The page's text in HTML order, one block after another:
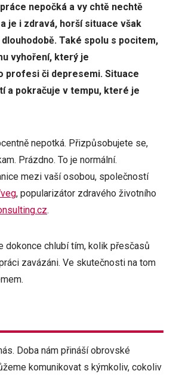
nepočká a vy chtě nechtě
je i zdravá, horší situace však
Také spolu s pocitem,
vyhoření, který je
profesi či depresemi. Situace
a pokračuje v tempu, které je
nepotká. Přizpůsobujete se,
Prázdno. To je normální.
mezi vaší osobou, společností
, popularizátor zdravého životního
.
dokonce chlubí tím, kolik přesčasů
zavázáni. Ve skutečnosti na tom
Doba nám přináší obrovské
komunikovat s kýmkoliv, cokoliv